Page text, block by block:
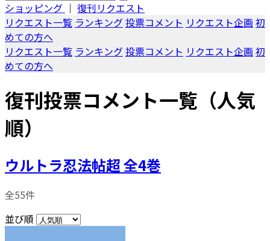
ショッピング ｜ 復刊リクエスト
リクエスト一覧 ランキング投票コメント リクエスト企画 初
めての方へ
リクエスト一覧 ランキング投票コメント リクエスト企画 初
めての方へ
復刊投票コメント一覧（人気
順）
ウルトラ忍法帖超 全4巻
全55件
並び順